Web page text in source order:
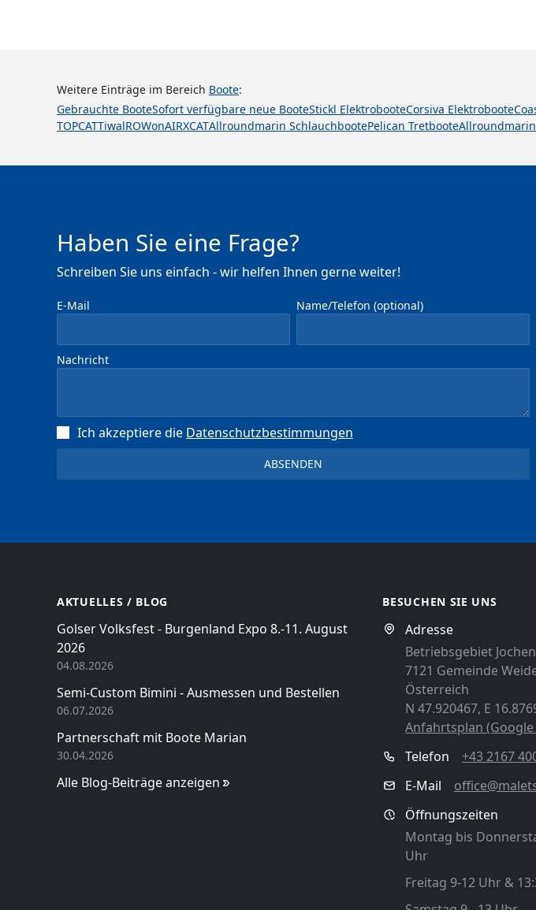
Weitere Einträge im Bereich Boote:
Gebrauchte BooteSofort verfügbare neue BooteStickl ElektrobooteCorsiva Elektroboote
TOPCATTiwalROWonAIRXCATAllroundmarin SchlauchbootePelican Tretboote
Haben Sie eine Frage?
Schreiben Sie uns einfach - wir helfen Ihnen gerne weiter!
E-Mail Name/Telefon (optional)
Nachricht
Ich akzeptiere die Datenschutz­bestimmungen
AKTUELLES / BLOG
Golser Volksfest - Burgenland Expo 8.-11. August
2026
04.08.2026
Semi-Custom Bimini - Ausmessen und Bestellen
06.07.2026
Partnerschaft mit Boote Marian
30.04.2026
Alle Blog-Beiträge anzeigen
BESUCHEN SIE UNS
Adresse
Betriebsgebiet
7121 Gemeinde
Österreich
N 47.920467, E
Anfahrtsplan (Google
Telefon
+43 2167
E-Mail
Öffnungszeiten
Montag bis
Uhr
Freitag 9-12 Uhr &